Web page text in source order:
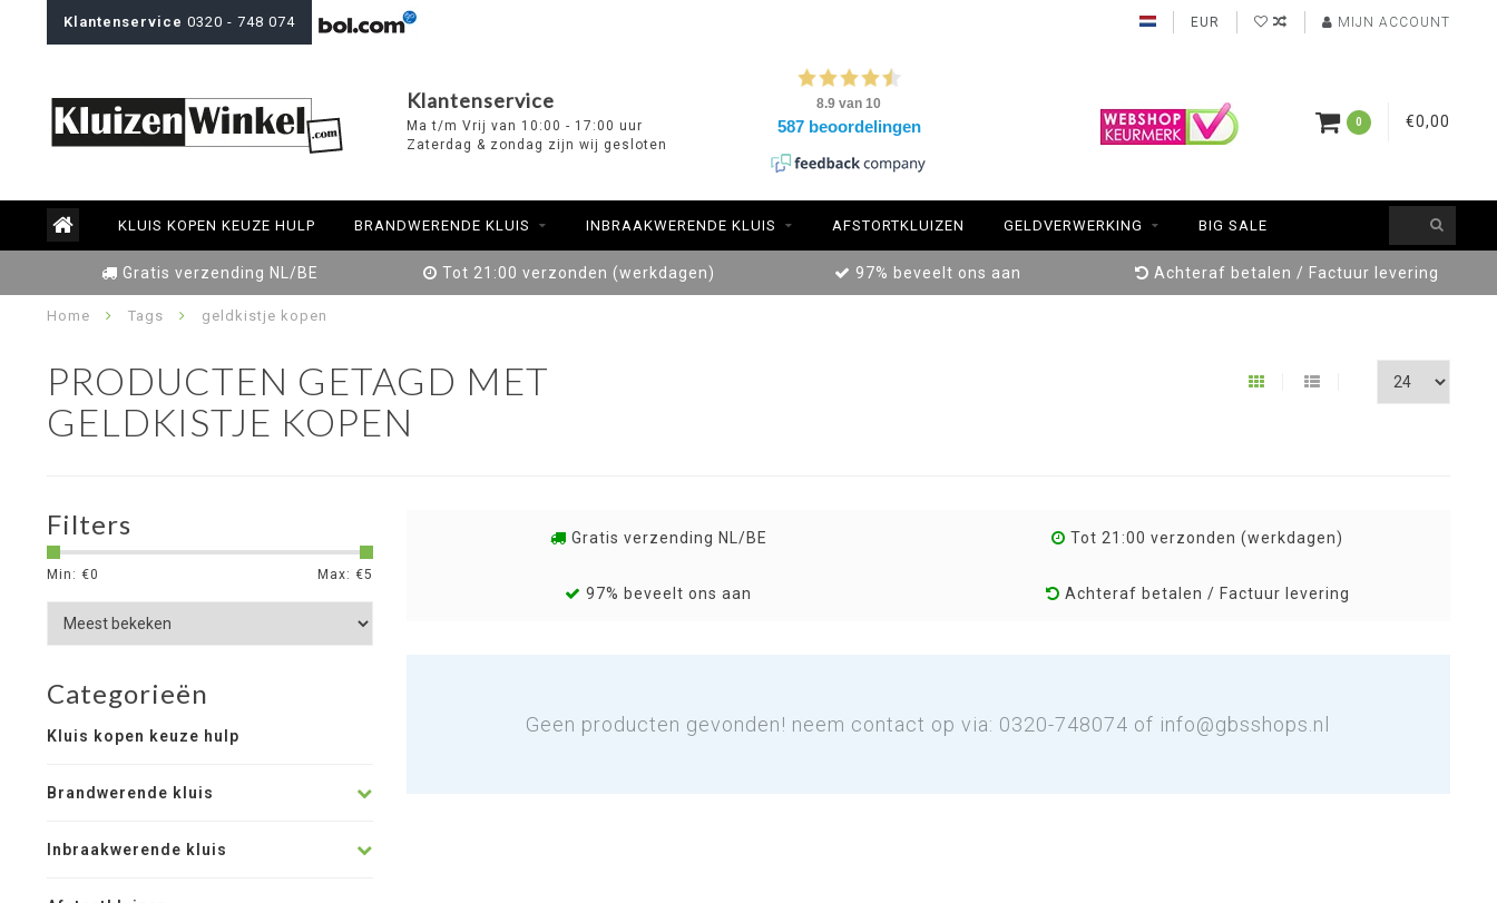
Klantenservice 0320 - 748 074 EUR MIJN ACCOUNT
Klantenservice
Ma t/m Vrij van 10:00 - 17:00 uur
Zaterdag & zondag zijn wij gesloten
0 €0,00
KLUIS KOPEN KEUZE HULP BRANDWERENDE KLUIS INBRAAKWERENDE KLUIS AFSTORTKLUIZEN GELDVERWERKING BIG SALE
Gratis verzending NL/BE Tot 21:00 verzonden (werkdagen) 97% beveelt ons aan Achteraf betalen / Factuur levering
Home Tags geldkistje kopen
PRODUCTEN GETAGD MET
GELDKISTJE KOPEN
Filters
Min: €0 Max: €5
Categorieën
Kluis kopen keuze hulp
Brandwerende kluis
Inbraakwerende kluis
Gratis verzending NL/BE Tot 21:00 verzonden (werkdagen)
97% beveelt ons aan Achteraf betalen / Factuur levering
Geen producten gevonden! neem contact op via: 0320-748074 of info@gbsshops.nl